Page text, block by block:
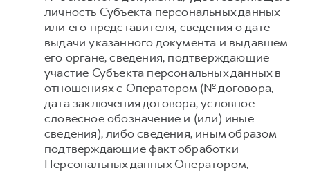
личность Субъекта персональных данных
или его представителя, сведения о дате
выдачи указанного документа и выдавшем
его органе, сведения, подтверждающие
участие Субъекта персональных данных в
отношениях с Оператором (№ договора,
дата заключения договора, условное
словесное обозначение и (или) иные
сведения), либо сведения, иным образом
подтверждающие факт обработки
Персональных данных Оператором,